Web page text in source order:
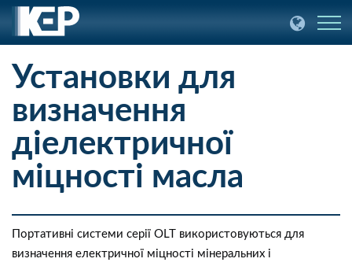
Установки для
визначення
діелектричної
міцності масла
Портативні системи серії OLT використовуються для
визначення електричної міцності мінеральних і